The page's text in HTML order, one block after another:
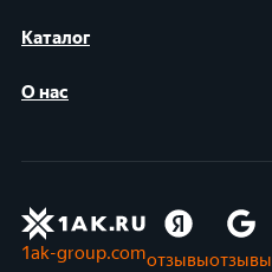
Каталог
О нас
1ak-group.comотзывыотзывы